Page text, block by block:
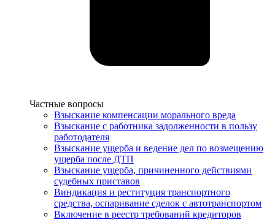
Услуги
Частные вопросы
Взыскание компенсации морального вреда
Взыскание с работника задолженности в пользу
работодателя
Взыскание ущерба и ведение дел по возмещению
ущерба после ДТП
Взыскание ущерба, причиненного действиями
судебных приставов
Виндикация и реституция транспортного
средства, оспаривание сделок с автотранспортом
Включение в реестр требований кредиторов